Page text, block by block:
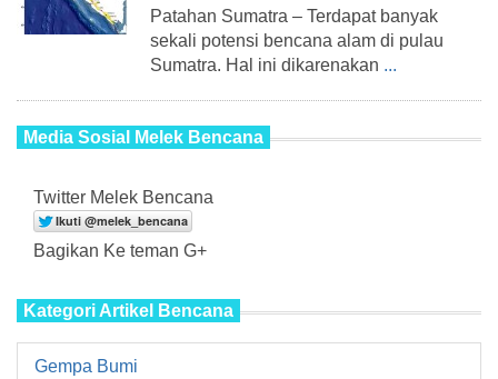
Patahan Sumatra – Terdapat banyak
sekali potensi bencana alam di pulau
Sumatra. Hal ini dikarenakan ...
Media Sosial Melek Bencana
Twitter Melek Bencana
Bagikan Ke teman G+
Kategori Artikel Bencana
Gempa Bumi